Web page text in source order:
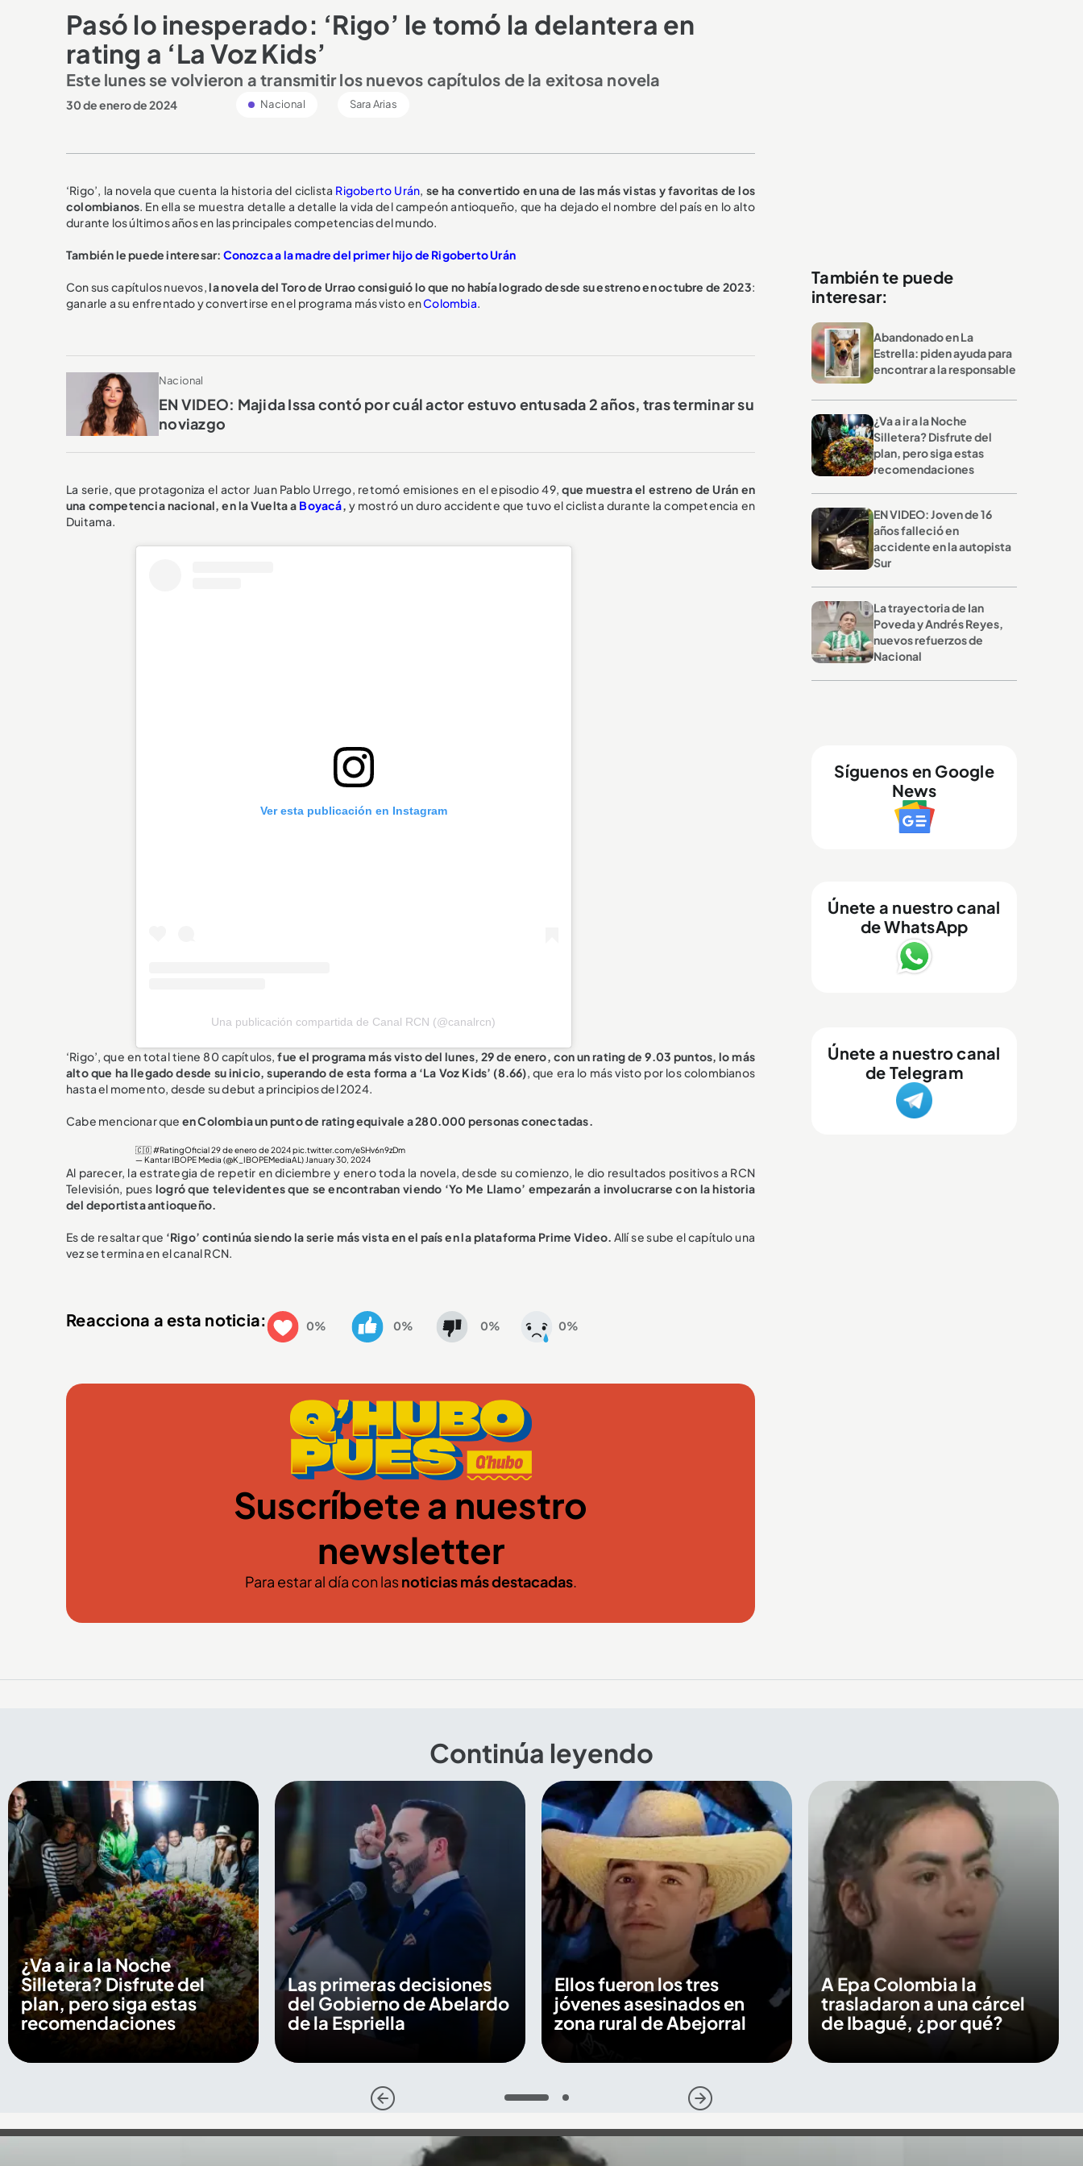
Pasó lo inesperado: ‘Rigo’ le tomó la delantera en
rating a ‘La Voz Kids’
Este lunes se volvieron a transmitir los nuevos capítulos de la exitosa novela
30 de enero de 2024 Nacional Sara Arias
‘Rigo’, la novela que cuenta la historia del ciclista Rigoberto Urán, se ha convertido en una de las más vistas y favoritas de los
colombianos. En ella se muestra detalle a detalle la vida del campeón antioqueño, que ha dejado el nombre del país en lo alto
durante los últimos años en las principales competencias del mundo.
También le puede interesar: Conozca a la madre del primer hijo de Rigoberto Urán
Con sus capítulos nuevos,la novela del Toro de Urrao consiguió lo que no había logrado desde su estreno en octubre de 2023:
ganarle a su enfrentado y convertirse en el programa más visto enColombia.
Nacional
EN VIDEO: Majida Issa contó por cuál actor estuvo entusada 2 años, tras terminar su
noviazgo
La serie, que protagoniza el actor Juan Pablo Urrego, retomó emisiones en el episodio 49, que muestra el estreno de Urán en
una competencia nacional, en la Vuelta a Boyacá, y mostró un duro accidente que tuvo el ciclista durante la competencia en
Duitama.
Ver esta publicación en Instagram
Una publicación compartida de Canal RCN (@canalrcn)
‘Rigo’, que en total tiene 80 capítulos,fue el programa más visto del lunes, 29 de enero, con un rating de 9.03 puntos, lo más
alto que ha llegado desde su inicio, superando de esta forma a ‘La Voz Kids’ (8.66), que era lo más visto por los colombianos
hasta el momento, desde su debut a principios del 2024.
Cabe mencionar que en Colombia un punto de rating equivale a 280.000 personas conectadas.
🇨🇴#RatingOficial29 de enero de 2024pic.twitter.com/eSHv6n9zDm
— Kantar IBOPE Media (@K_IBOPEMediaAL) January 30, 2024
Al parecer, la estrategia de repetir en diciembre y enero toda la novela, desde su comienzo, le dio resultados positivos a RCN
Televisión, pues logró que televidentes que se encontraban viendo ‘Yo Me Llamo’ empezarán a involucrarse con la historia
del deportista antioqueño.
Es de resaltar que ‘Rigo’ continúa siendo la serie más vista en el país en la plataforma Prime Video. Allí se sube el capítulo una
vez se termina en el canal RCN.
Reacciona a esta noticia: 0% 0% 0% 0%
Suscríbete a nuestro
newsletter
Para estar al día con lasnoticias más destacadas.
También te puede
interesar:
Abandonado en La
Estrella: piden ayuda para
encontrar a la responsable
¿Va a ir a la Noche
Silletera? Disfrute del
plan, pero siga estas
recomendaciones
EN VIDEO: Joven de 16
años falleció en
accidente en la autopista
Sur
La trayectoria de Ian
Poveda y Andrés Reyes,
nuevos refuerzos de
Nacional
Síguenos en Google
News
Únete a nuestro canal
de WhatsApp
Únete a nuestro canal
de Telegram
Continúa leyendo
¿Va a ir a la Noche
Silletera? Disfrute del
plan, pero siga estas
recomendaciones
Las primeras decisiones
del Gobierno de Abelardo
de la Espriella
Ellos fueron los tres
jóvenes asesinados en
zona rural de Abejorral
A Epa Colombia la
trasladaron a una cárcel
de Ibagué, ¿por qué?
1 2